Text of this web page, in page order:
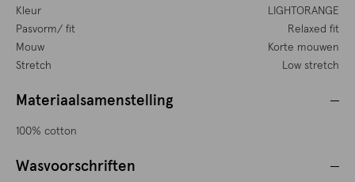
Kleur
LIGHTORANGE
Pasvorm/ fit
Relaxed fit
Mouw
Korte mouwen
Stretch
Low stretch
Materiaalsamenstelling
100% cotton
Wasvoorschriften